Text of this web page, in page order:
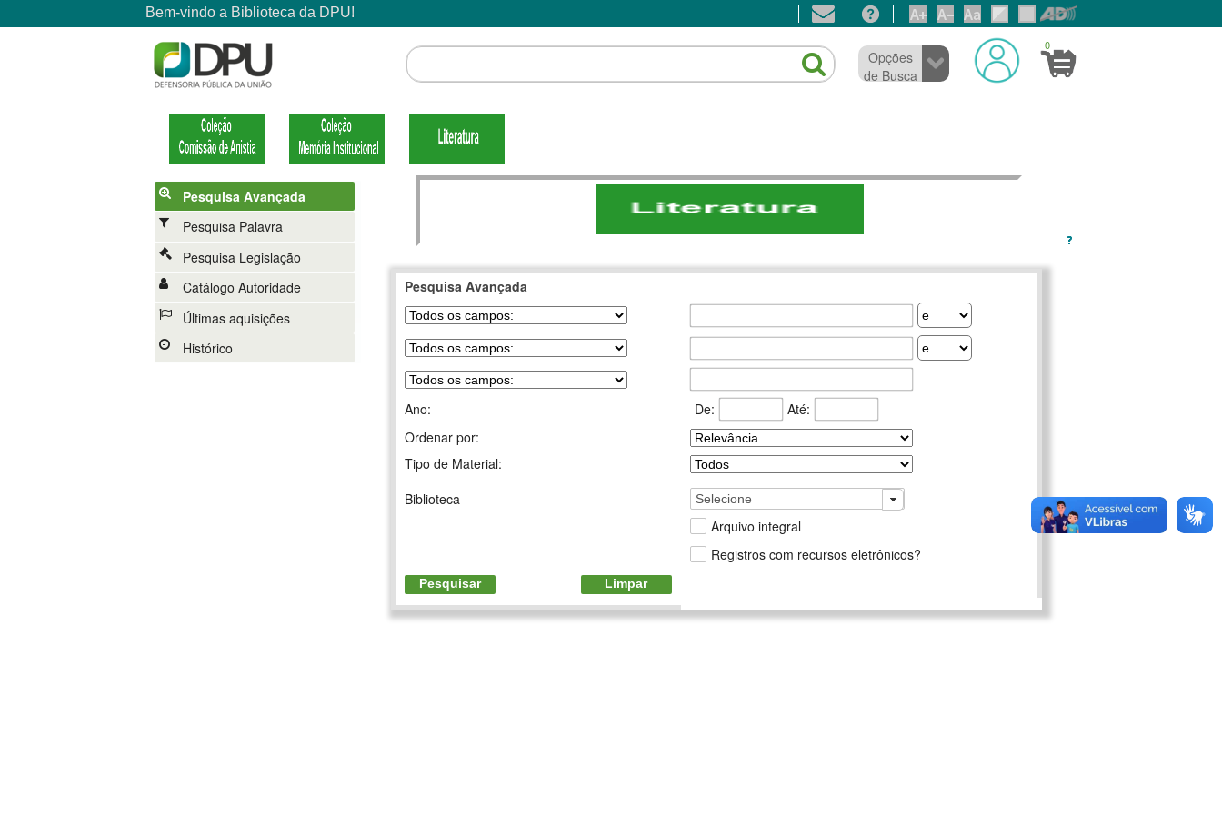
0
Opções
de Busca
Pesquisa Avançada
Pesquisa Palavra
Pesquisa Legislação
Catálogo Autoridade
Últimas aquisições
Histórico
Pesquisa Avançada
Ano: De:
Até:
Ordenar por:
Tipo de Material:
Biblioteca
Selecione
Arquivo integral
Registros com recursos eletrônicos?
Pesquisar Limpar